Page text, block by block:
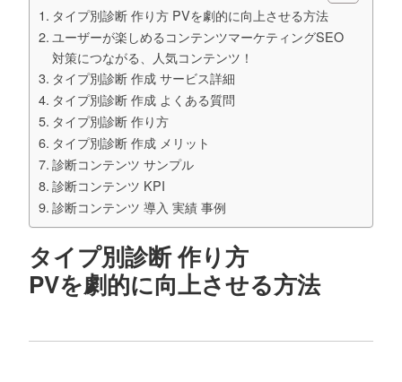
タイプ別診断 作り方 PVを劇的に向上させる方法
ユーザーが楽しめるコンテンツマーケティングSEO
対策につながる、人気コンテンツ！
タイプ別診断 作成 サービス詳細
タイプ別診断 作成 よくある質問
タイプ別診断 作り方
タイプ別診断 作成 メリット
診断コンテンツ サンプル
診断コンテンツ KPI
診断コンテンツ 導入 実績 事例
タイプ別診断 作り方
PVを劇的に向上させる方法